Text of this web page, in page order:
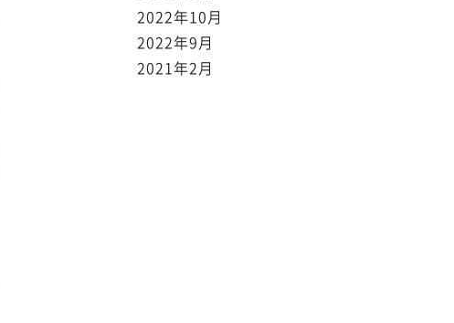
2022年10月
2022年9月
2021年2月